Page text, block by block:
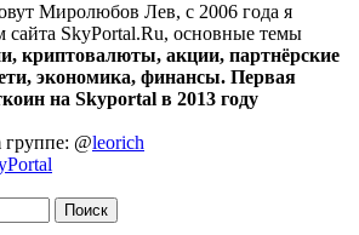
Миролюбов Лев, с 2006 года я
сайта SkyPortal.Ru, основные темы
криптовалюты, акции, партнёрские
экономика, финансы. Первая
на Skyportal в 2013 году
@leorich